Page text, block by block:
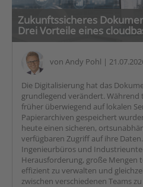
Zukunftssicheres
Drei Vorteile eines
von Andy Pohl |
Die Digitalisierung hat das
grundlegend verändert. Während
früher überwiegend auf lokalen
Papierarchiven gespeichert
heute einen sicheren,
verfügbaren Zugriff auf ihre
Ingenieurbüros und
Herausforderung, große Mengen
effizient zu verwalten und
zwischen verschiedenen Teams